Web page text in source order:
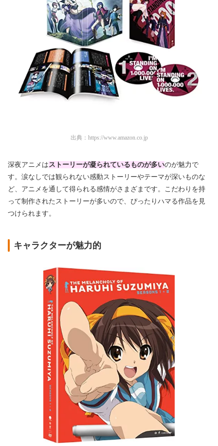
出典： https://www.amazon.co.jp
深夜アニメはストーリーが凝られているものが多いのが魅力で
す。涙なしでは観られない感動ストーリーやテーマが深いものな
ど、アニメを通して得られる感情がさまざまです。こだわりを持
って制作されたストーリーが多いので、ぴったりハマる作品を見
つけられます。
キャラクターが魅力的